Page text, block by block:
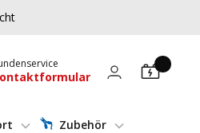
Zubehör